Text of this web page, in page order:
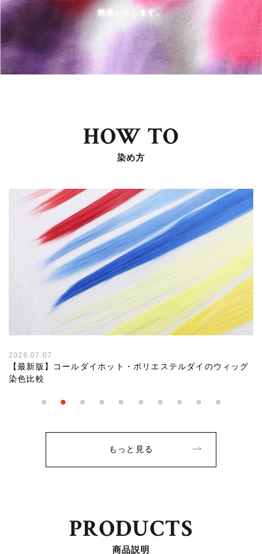
精進いたします。
HOW TO
染め方
2026.07.07
【最新版】コールダイホット・ポリエステルダイのウィッグ
染色比較
もっと見る
PRODUCTS
商品説明